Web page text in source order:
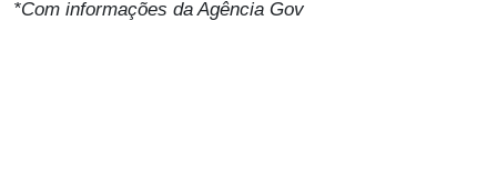
*Com informações da Agência Gov